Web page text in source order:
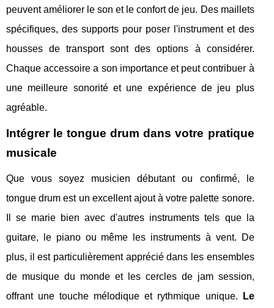
peuvent améliorer le son et le confort de jeu. Des maillets
spécifiques, des supports pour poser l'instrument et des
housses de transport sont des options à considérer.
Chaque accessoire a son importance et peut contribuer à
une meilleure sonorité et une expérience de jeu plus
agréable.
Intégrer le tongue drum dans votre pratique
musicale
Que vous soyez musicien débutant ou confirmé, le
tongue drum est un excellent ajout à votre palette sonore.
Il se marie bien avec d'autres instruments tels que la
guitare, le piano ou même les instruments à vent. De
plus, il est particulièrement apprécié dans les ensembles
de musique du monde et les cercles de jam session,
offrant une touche mélodique et rythmique unique.
Le